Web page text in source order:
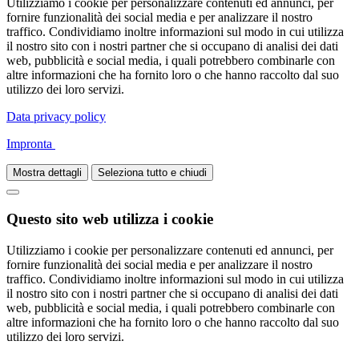
Utilizziamo i cookie per personalizzare contenuti ed annunci, per
fornire funzionalità dei social media e per analizzare il nostro
traffico. Condividiamo inoltre informazioni sul modo in cui utilizza
il nostro sito con i nostri partner che si occupano di analisi dei dati
web, pubblicità e social media, i quali potrebbero combinarle con
altre informazioni che ha fornito loro o che hanno raccolto dal suo
utilizzo dei loro servizi.
Data privacy policy
Impronta
Mostra dettagli Seleziona tutto e chiudi
Questo sito web utilizza i cookie
Utilizziamo i cookie per personalizzare contenuti ed annunci, per
fornire funzionalità dei social media e per analizzare il nostro
traffico. Condividiamo inoltre informazioni sul modo in cui utilizza
il nostro sito con i nostri partner che si occupano di analisi dei dati
web, pubblicità e social media, i quali potrebbero combinarle con
altre informazioni che ha fornito loro o che hanno raccolto dal suo
utilizzo dei loro servizi.